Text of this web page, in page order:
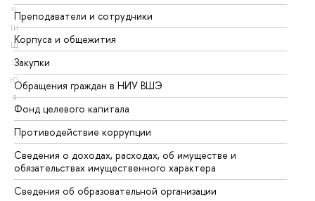
Ч
Ш
Щ
Э
Ю
Я
Преподаватели и сотрудники
Корпуса и общежития
Закупки
Обращения граждан в НИУ ВШЭ
Фонд целевого капитала
Противодействие коррупции
Сведения о доходах, расходах, об имуществе и
обязательствах имущественного характера
Сведения об образовательной организации